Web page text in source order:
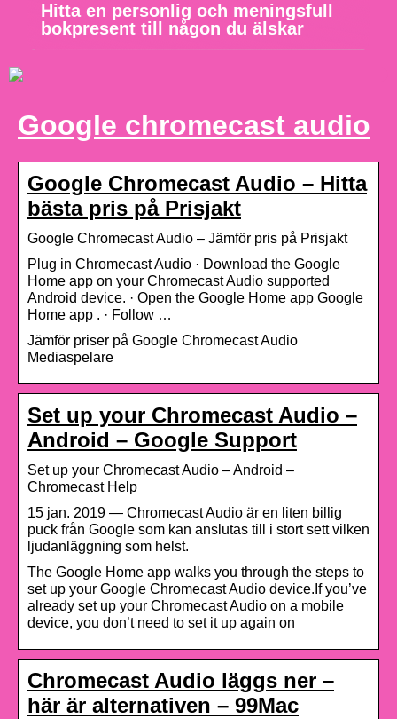
Hitta en personlig och meningsfull
bokpresent till någon du älskar
Google chromecast audio
Google Chromecast Audio – Hitta
bästa pris på Prisjakt
Google Chromecast Audio – Jämför pris på Prisjakt
Plug in Chromecast Audio · Download the Google
Home app on your Chromecast Audio supported
Android device. · Open the Google Home app Google
Home app . · Follow …
Jämför priser på Google Chromecast Audio
Mediaspelare
Set up your Chromecast Audio –
Android – Google Support
Set up your Chromecast Audio – Android –
Chromecast Help
15 jan. 2019 — Chromecast Audio är en liten billig
puck från Google som kan anslutas till i stort sett vilken
ljudanläggning som helst.
The Google Home app walks you through the steps to
set up your Google Chromecast Audio device.If you’ve
already set up your Chromecast Audio on a mobile
device, you don’t need to set it up again on
Chromecast Audio läggs ner –
här är alternativen – 99Mac